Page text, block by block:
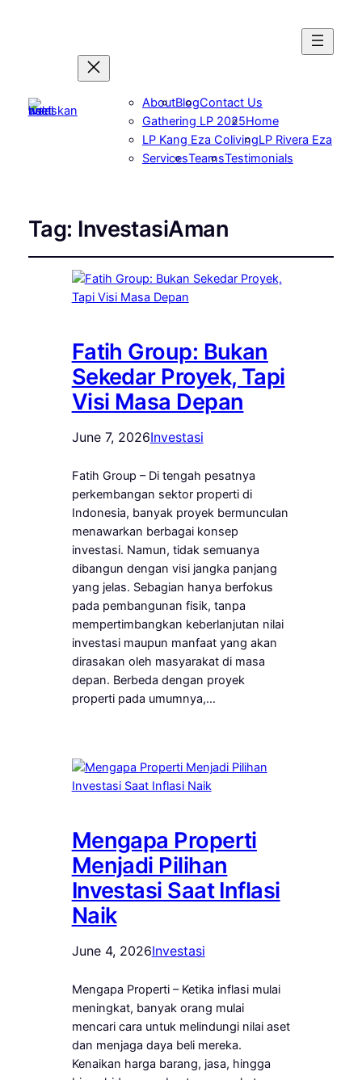
AboutBlogContact Us
Gathering LP 2025Home
LP Kang Eza ColivingLP Rivera Eza
ServicesTeamsTestimonials
Tag: InvestasiAman
Fatih Group: Bukan
Sekedar Proyek, Tapi
Visi Masa Depan
June 7, 2026Investasi
Fatih Group – Di tengah pesatnya
perkembangan sektor properti di
Indonesia, banyak proyek bermunculan
menawarkan berbagai konsep
investasi. Namun, tidak semuanya
dibangun dengan visi jangka panjang
yang jelas. Sebagian hanya berfokus
pada pembangunan fisik, tanpa
mempertimbangkan keberlanjutan nilai
investasi maupun manfaat yang akan
dirasakan oleh masyarakat di masa
depan. Berbeda dengan proyek
properti pada umumnya,…
Mengapa Properti
Menjadi Pilihan
Investasi Saat Inflasi
Naik
June 4, 2026Investasi
Mengapa Properti – Ketika inflasi mulai
meningkat, banyak orang mulai
mencari cara untuk melindungi nilai aset
dan menjaga daya beli mereka.
Kenaikan harga barang, jasa, hingga